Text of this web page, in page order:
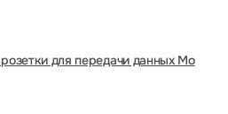
для передачи данных Mo